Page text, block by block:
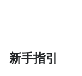
最直接的方法
新手指引